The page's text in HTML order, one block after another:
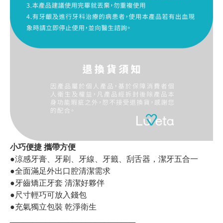
小巧便捷 攜帶方便
●涼感牙膏、牙刷、牙線、牙籤、刮舌器，潔牙五合一
●全面滿足外出口腔清潔需求
●牙齒矯正牙套 清潔好夥伴
●尺寸輕巧可放入錢包
●充氣獨立包裝 乾淨衛生